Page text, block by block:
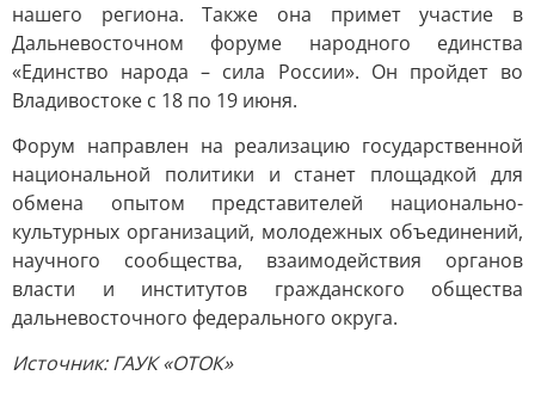
нашего региона. Также она примет участие в
Дальневосточном форуме народного единства
«Единство народа – сила России». Он пройдет во
Владивостоке с 18 по 19 июня.
Форум направлен на реализацию государственной
национальной политики и станет площадкой для
обмена опытом представителей национально-
культурных организаций, молодежных объединений,
научного сообщества, взаимодействия органов
власти и институтов гражданского общества
дальневосточного федерального округа.
Источник: ГАУК «ОТОК»